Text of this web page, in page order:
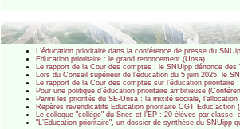
L’éducation prioritaire dans la conférence de presse du
Education prioritaire : le grand renoncement (Unsa)
Le rapport de la Cour des comptes : le SNUipp dénonce des
Lors du Conseil supérieur de l’éducation du 5 juin 2025, le
Le rapport de la Cour des comptes sur l’éducation
Pour une politique d’éducation prioritaire ambitieuse
Parmi les priorités du SE-Unsa : la mixité sociale,
Repères revendicatifs Education prioritaire CGT Éduc’action
Le colloque "collège" du Snes et l’EP : 20 élèves par
"L’Education prioritaire", un dossier de synthèse du